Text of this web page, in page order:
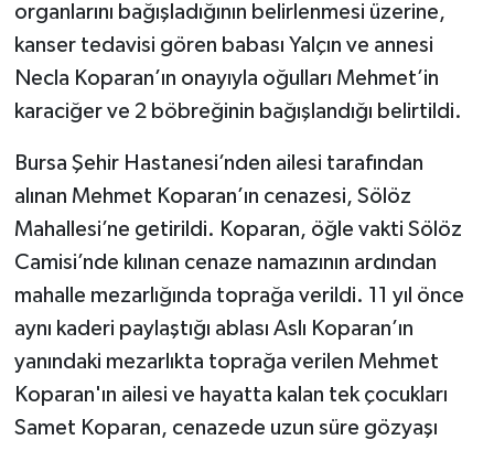
organlarını bağışladığının belirlenmesi üzerine,
kanser tedavisi gören babası Yalçın ve annesi
Necla Koparan’ın onayıyla oğulları Mehmet’in
karaciğer ve 2 böbreğinin bağışlandığı belirtildi.
Bursa Şehir Hastanesi’nden ailesi tarafından
alınan Mehmet Koparan’ın cenazesi, Sölöz
Mahallesi’ne getirildi. Koparan, öğle vakti Sölöz
Camisi’nde kılınan cenaze namazının ardından
mahalle mezarlığında toprağa verildi. 11 yıl önce
aynı kaderi paylaştığı ablası Aslı Koparan’ın
yanındaki mezarlıkta toprağa verilen Mehmet
Koparan'ın ailesi ve hayatta kalan tek çocukları
Samet Koparan, cenazede uzun süre gözyaşı